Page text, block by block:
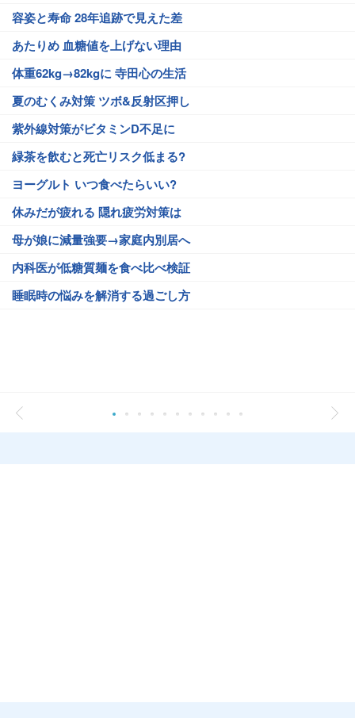
容姿と寿命 28年追跡で見えた差
あたりめ 血糖値を上げない理由
体重62kg→82kgに 寺田心の生活
夏のむくみ対策 ツボ&反射区押し
紫外線対策がビタミンD不足に
緑茶を飲むと死亡リスク低まる?
ヨーグルト いつ食べたらいい?
休みだが疲れる 隠れ疲労対策は
母が娘に減量強要→家庭内別居へ
内科医が低糖質麺を食べ比べ検証
睡眠時の悩みを解消する過ごし方